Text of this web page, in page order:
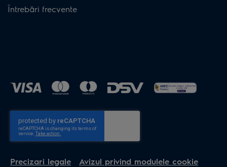
Întrebări frecvente
Precizari legale Avizul privind modulele cookie